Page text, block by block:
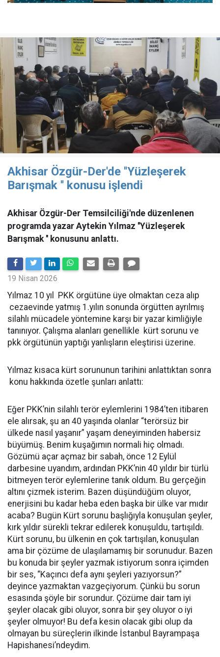
Akhisar Özgür-Der'de ''Yüzleşerek
Barışmak '' konusu işlendi
Akhisar Özgür-Der Temsilciliği'nde düzenlenen
programda yazar Aytekin Yılmaz ''Yüzleşerek
Barışmak '' konusunu anlattı.
19 Nisan 2026
Yılmaz 10 yıl PKK örgütüne üye olmaktan ceza alıp
cezaevinde yatmış 1.yılın sonunda örgütten ayrılmış
silahlı mücadele yöntemine karşı bir yazar kimliğiyle
tanınıyor. Çalışma alanları genellikle kürt sorunu ve
pkk örgütünün yaptığı yanlışların eleştirisi üzerine.
Yılmaz kısaca kürt sorununun tarihini anlattıktan sonra
konu hakkında özetle şunları anlattı:
Eğer PKK’nin silahlı terör eylemlerini 1984’ten itibaren
ele alırsak, şu an 40 yaşında olanlar “terörsüz bir
ülkede nasıl yaşanır” yaşam deneyiminden habersiz
büyümüş. Benim kuşağımın normali hiç olmadı.
Gözümü açar açmaz bir sabah, önce 12 Eylül
darbesine uyandım, ardından PKK’nin 40 yıldır bir türlü
bitmeyen terör eylemlerine tanık oldum. Bu gerçeğin
altını çizmek isterim. Bazen düşündüğüm oluyor,
enerjisini bu kadar heba eden başka bir ülke var mıdır
acaba? Bugün Kürt sorunu başlığıyla konuşulan şeyler,
kırk yıldır sürekli tekrar edilerek konuşuldu, tartışıldı.
Kürt sorunu, bu ülkenin en çok tartışılan, konuşulan
ama bir çözüme de ulaşılamamış bir sorunudur. Bazen
bu konuda bir şeyler yazmak istiyorum sonra içimden
bir ses, “Kaçıncı defa aynı şeyleri yazıyorsun?”
deyince yazmaktan vazgeçiyorum. Çünkü bu sorun
esasında şöyle bir sorundur. Çözüme dair tam iyi
şeyler olacak gibi oluyor, sonra bir şey oluyor o iyi
şeyler olmuyor! Bu defa kesin olacak gibi olup da
olmayan bu süreçlerin ilkinde İstanbul Bayrampaşa
Hapishanesi’ndeydim.